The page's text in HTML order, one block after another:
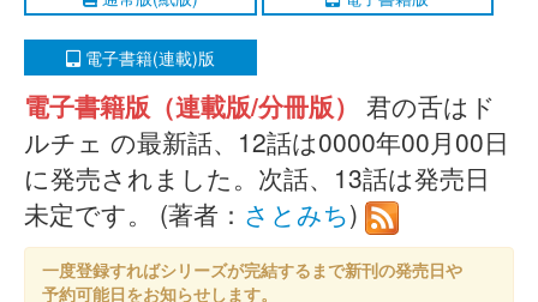
電子書籍(連載)版
電子書籍版（連載版/分冊版） 君の舌はド
ルチェ の最新話、12話は0000年00月00日
に発売されました。次話、13話は発売日
未定です。 (著者： さとみち)
一度登録すればシリーズが完結するまで新刊の発売日や
予約可能日をお知らせします。